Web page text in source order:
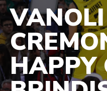
VANOLI
HAPPY